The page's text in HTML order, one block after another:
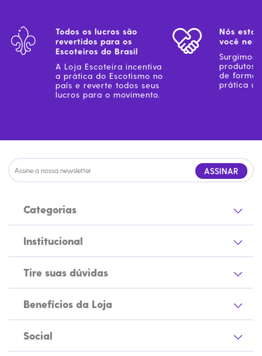
Todos os lucros são
revertidos para os
Escoteiros do Brasil
A Loja Escoteira incentiva
a prática do Escotismo no
país e reverte todos seus
lucros para o movimento.
Nós
você
Surgimos
produtos
de forma
prática
ASSINAR
Categorias
Institucional
Tire suas dúvidas
Benefícios da Loja
Social